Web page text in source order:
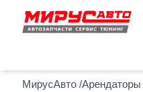
МирусАвто /Арендаторы